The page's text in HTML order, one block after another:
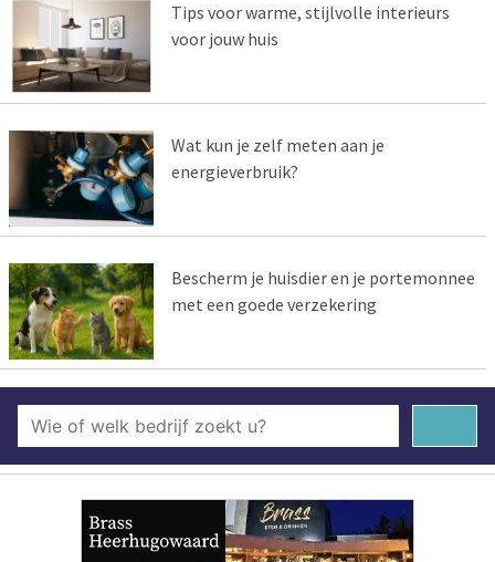
Tips voor warme, stijlvolle interieurs
voor jouw huis
Wat kun je zelf meten aan je
energieverbruik?
Bescherm je huisdier en je portemonnee
met een goede verzekering